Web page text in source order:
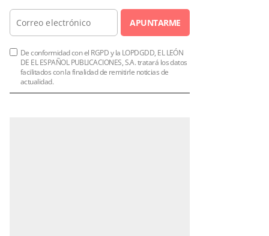
APUNTARME
De conformidad con el RGPD y la LOPDGDD, EL LEÓN
DE EL ESPAÑOL PUBLICACIONES, S.A. tratará los datos
facilitados con la finalidad de remitirle noticias de
actualidad.